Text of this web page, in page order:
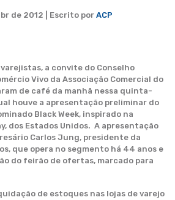
de 2012 | Escrito por ACP
a convite do Conselho
Vivo da Associação Comercial do
de café da manhã nessa quinta-
houve a apresentação preliminar do
Black Week, inspirado na
dos Estados Unidos. A apresentação
Carlos Jung, presidente da
que opera no segmento há 44 anos e
do feirão de ofertas, marcado para
de estoques nas lojas de varejo